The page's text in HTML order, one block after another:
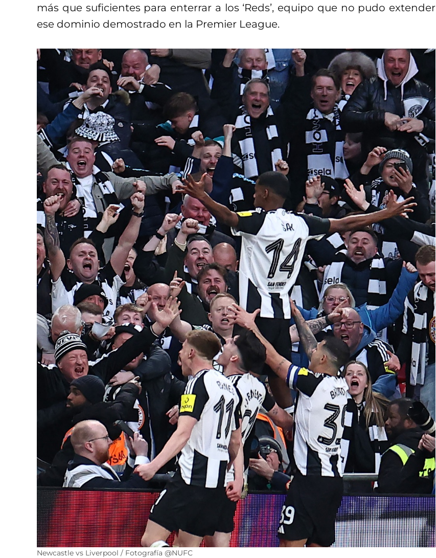
más que suficientes para enterrar a los ‘Reds’, equipo que no pudo extender
ese dominio demostrado en la Premier League.
Newcastle vs Liverpool / Fotografía @NUFC